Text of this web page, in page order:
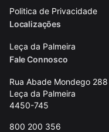
Politica de Privacidade
Localizações
Leça da Palmeira
Fale Connosco
Rua Abade Mondego 288
Leça da Palmeira
4450-745
800 200 356